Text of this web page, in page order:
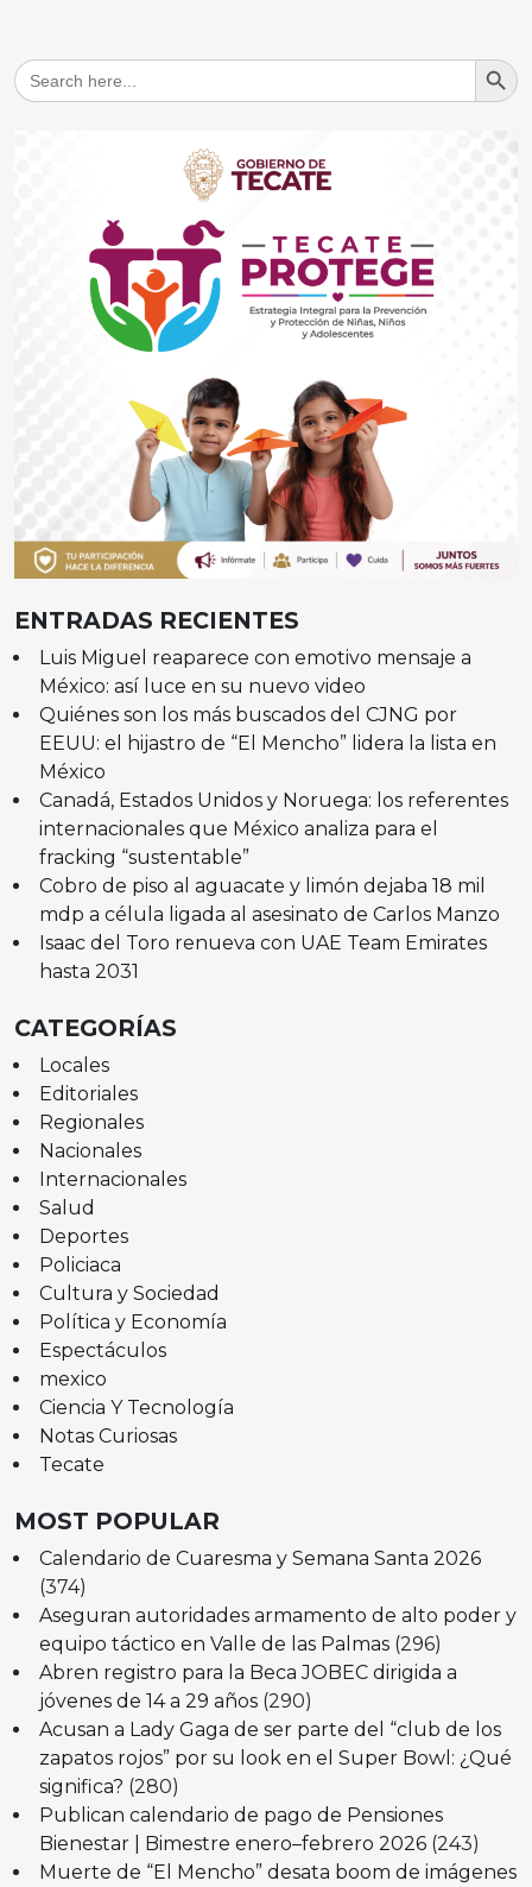
Search
for:
Search
ENTRADAS RECIENTES
Luis Miguel reaparece con emotivo mensaje a
México: así luce en su nuevo video
Quiénes son los más buscados del CJNG por
EEUU: el hijastro de “El Mencho” lidera la lista en
México
Canadá, Estados Unidos y Noruega: los referentes
internacionales que México analiza para el
fracking “sustentable”
Cobro de piso al aguacate y limón dejaba 18 mil
mdp a célula ligada al asesinato de Carlos Manzo
Isaac del Toro renueva con UAE Team Emirates
hasta 2031
CATEGORÍAS
Locales
Editoriales
Regionales
Nacionales
Internacionales
Salud
Deportes
Policiaca
Cultura y Sociedad
Política y Economía
Espectáculos
mexico
Ciencia Y Tecnología
Notas Curiosas
Tecate
MOST POPULAR
Calendario de Cuaresma y Semana Santa 2026
(374)
Aseguran autoridades armamento de alto poder y
equipo táctico en Valle de las Palmas (296)
Abren registro para la Beca JOBEC dirigida a
jóvenes de 14 a 29 años (290)
Acusan a Lady Gaga de ser parte del “club de los
zapatos rojos” por su look en el Super Bowl: ¿Qué
significa? (280)
Publican calendario de pago de Pensiones
Bienestar | Bimestre enero–febrero 2026 (243)
Muerte de “El Mencho” desata boom de imágenes